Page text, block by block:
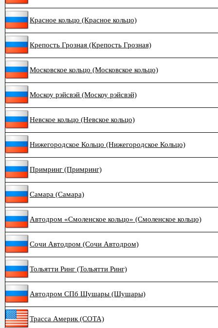
Красное кольцо (Красное кольцо)
Крепость Грозная (Крепость Грозная)
Московское кольцо (Московское кольцо)
Москоу рэйсвэй (Москоу рэйсвэй)
Невское кольцо (Невское кольцо)
Нижегородское Кольцо (Нижегородское Кольцо)
Примринг (Примринг)
Самара (Самара)
Автодром «Смоленское кольцо» (Смоленское кольцо)
Сочи Автодром (Сочи Автодром)
Тольятти Ринг (Тольятти Ринг)
Автодром СПб Шушары (Шушары)
Трасса Америк (COTA)